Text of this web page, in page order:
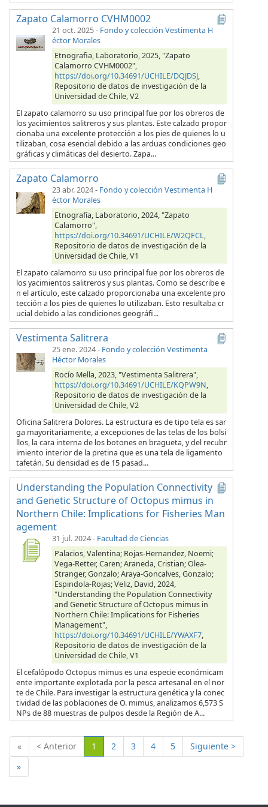
Zapato Calamorro CVHM0002
21 oct. 2025- Fondo y colección Vestimenta H
éctor Morales
Etnografia, Laboratorio, 2025, "Zapato
Calamorro CVHM0002",
https://doi.org/10.34691/UCHILE/DQJDSJ,
Repositorio de datos de investigación de la
Universidad de Chile, V2
El zapato calamorro su uso principal fue por los obreros de
los yacimientos salitreros y sus plantas. Este calzado propor
cionaba una excelente protección a los pies de quienes lo u
tilizaban, cosa esencial debido a las arduas condiciones geo
gráficas y climáticas del desierto. Zapa...
Zapato Calamorro
23 abr. 2024- Fondo y colección Vestimenta H
éctor Morales
Etnografía, Laboratorio, 2024, "Zapato
Calamorro",
https://doi.org/10.34691/UCHILE/W2QFCL,
Repositorio de datos de investigación de la
Universidad de Chile, V1
El zapato calamorro su uso principal fue por los obreros de
los yacimientos salitreros y sus plantas. Como se describe e
n el artículo, este calzado proporcionaba una excelente pro
tección a los pies de quienes lo utilizaban. Esto resultaba cr
ucial debido a las condiciones geográfi...
Vestimenta Salitrera
25 ene. 2024- Fondo y colección Vestimenta
Héctor Morales
Rocío Mella, 2023, "Vestimenta Salitrera",
https://doi.org/10.34691/UCHILE/KQPW9N,
Repositorio de datos de investigación de la
Universidad de Chile, V2
Oficina Salitrera Dolores. La estructura es de tipo tela es sar
ga mayoritariamente, a excepciones de las telas de los bolsi
llos, la cara interna de los botones en bragueta, y del recubr
imiento interior de la pretina que es una tela de ligamento
tafetán. Su densidad es de 15 pasad...
Understanding the Population Connectivity
and Genetic Structure of Octopus mimus in
Northern Chile: Implications for Fisheries Man
agement
31 jul. 2024- Facultad de Ciencias
Palacios, Valentina; Rojas-Hernandez, Noemi;
Vega-Retter, Caren; Araneda, Cristian; Olea-
Stranger, Gonzalo; Araya-Goncalves, Gonzalo;
Espindola-Rojas; Veliz, David, 2024,
"Understanding the Population Connectivity
and Genetic Structure of Octopus mimus in
Northern Chile: Implications for Fisheries
Management",
https://doi.org/10.34691/UCHILE/YWAXF7,
Repositorio de datos de investigación de la
Universidad de Chile, V1
El cefalópodo Octopus mimus es una especie económicam
ente importante explotada por la pesca artesanal en el nor
te de Chile. Para investigar la estructura genética y la conec
tividad de las poblaciones de O. mimus, analizamos 6,573 S
NPs de 88 muestras de pulpos desde la Región de A...
« < Anterior 1 (Actual)
2 3 4 5
Siguiente >
»